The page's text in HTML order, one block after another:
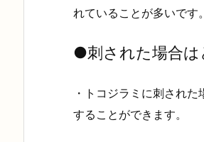
れていることが多いです。
●刺された場合
・トコジラミに刺され
することができます。